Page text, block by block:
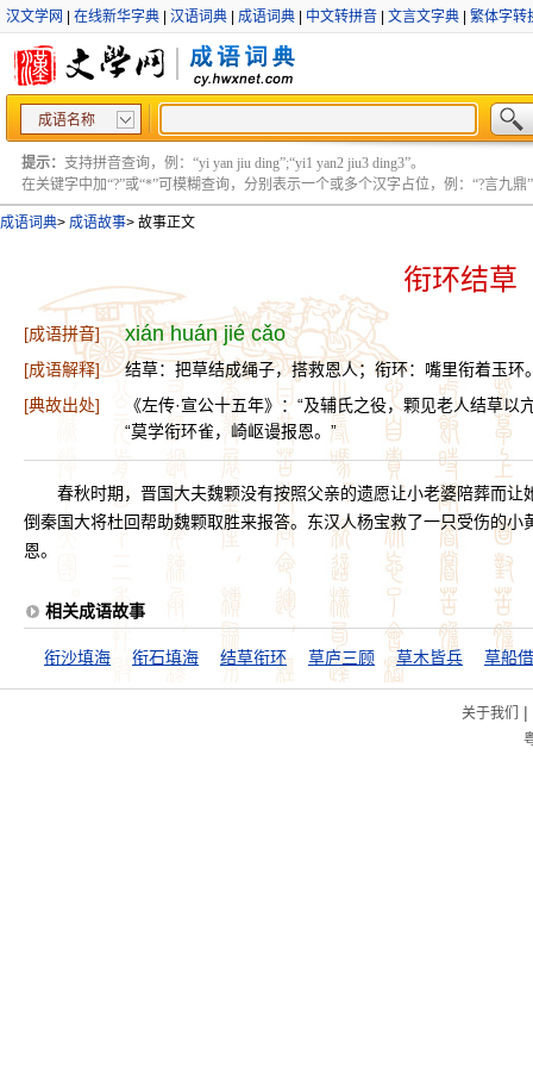
汉文学网 在线新华字典 汉语词典 成语词典 中文转拼音 文言文字典 繁体字转
成语名称
提示： 支持拼音查询，例：“yi yan jiu ding”;“yi1 yan2 jiu3 ding3”。
在关键字中加“?”或“*”可模糊查询，分别表示一个或多个汉字占位，例：“?言九鼎”
成语词典> 成语故事> 故事正文
衔环结草
[成语拼音] xián huán jié cǎo
[成语解释]
结草：把草结成绳子，搭救恩人；衔环：嘴里衔着玉
[典故出处]
《左传·宣公十五年》：“及辅氏之役，颗见老人结草
“莫学衔环雀，崎岖谩报恩。”
春秋时期，晋国大夫魏颗没有按照父亲的遗愿让小老婆陪葬而
倒秦国大将杜回帮助魏颗取胜来报答。东汉人杨宝救了一只受伤的
恩。
相关成语故事
衔沙填海 衔石填海 结草衔环 草庐三顾 草木皆兵 草船
关于我们 |